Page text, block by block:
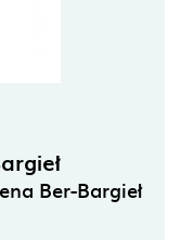
Ber-Bargieł